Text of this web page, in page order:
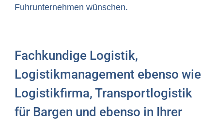
Fuhrunternehmen wünschen.
Fachkundige Logistik,
Logistikmanagement ebenso wie
Logistikfirma, Transportlogistik
für Bargen und ebenso in Ihrer